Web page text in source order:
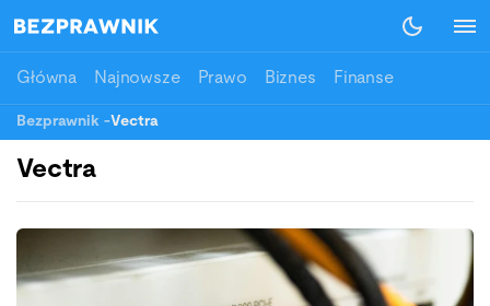
Główna Najnowsze Prawo Biznes Finanse
Bezprawnik -Vectra
Vectra